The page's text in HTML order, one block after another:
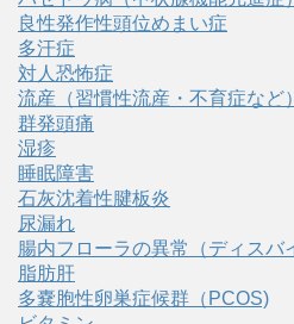
良性発作性頭位めまい症
多汗症
対人恐怖症
流産（習慣性流産・不育症など）
群発頭痛
湿疹
睡眠障害
石灰沈着性腱板炎
尿漏れ
腸内フローラの異常（ディスバ
脂肪肝
多嚢胞性卵巣症候群（PCOS)